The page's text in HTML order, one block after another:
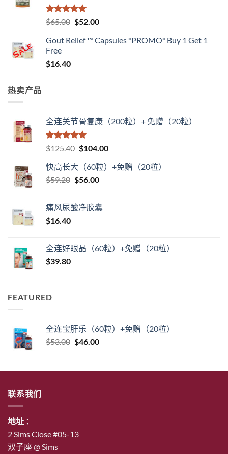
评分5 （满
分 5 分
$65.00 原
为：
$52.00当
价
Gout Relief ™ Capsules *PROMO* Buy 1 Get 1
Free
$16.40
热卖产品
全连关节骨复康（200粒）+ 免赠（20粒）
评分5（满
分 5 分
$125.40 原
为：
$125.40。
$104.00当
价
快高长大（60粒）+免赠（20粒）
$59.20 原
$59.20。
$56.00当
格
痛风尿酸净胶囊
$16.40
全连好眼晶（60粒）+免赠（20粒）
$39.80
FEATURED
全连宝肝乐（60粒）+免赠（20粒）
$53.00 原
$53.00。
$46.00当
格
联系我们
地址 ：
2 Sims Close #05-13
双子座 @ Sims